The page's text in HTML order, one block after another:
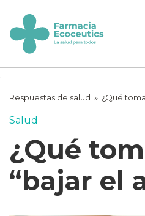
content
ecoceutics
.
Respuestas de salud » ¿Qué
Salud
¿Qué
“bajar el